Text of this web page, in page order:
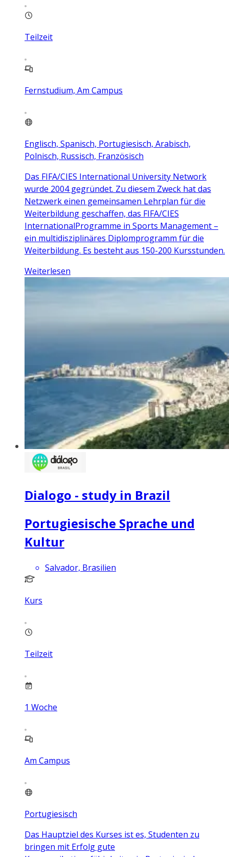
Teilzeit
Fernstudium, Am Campus
Englisch, Spanisch, Portugiesisch, Arabisch,
Polnisch, Russisch, Französisch
Das FIFA/CIES International University Network
wurde 2004 gegründet. Zu diesem Zweck hat das
Netzwerk einen gemeinsamen Lehrplan für die
Weiterbildung geschaffen, das FIFA/CIES
InternationalProgramme in Sports Management –
ein multidisziplinäres Diplomprogramm für die
Weiterbildung. Es besteht aus 150-200 Kursstunden.
Weiterlesen
Dialogo - study in Brazil
Portugiesische Sprache und
Kultur
Salvador, Brasilien
Kurs
Teilzeit
1 Woche
Am Campus
Portugiesisch
Das Hauptziel des Kurses ist es, Studenten zu
bringen mit Erfolg gute